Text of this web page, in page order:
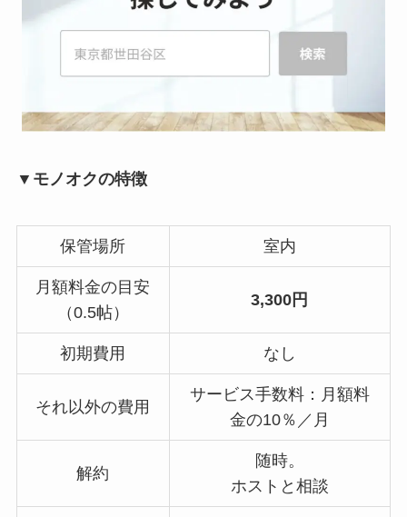
▼モノオクの特徴
保管場所 室内
月額料金の目安
（0.5帖）
3,300円
初期費用 なし
それ以外の費用
サービス手数料：月額料
金の10％／月
解約
随時。
ホストと相談